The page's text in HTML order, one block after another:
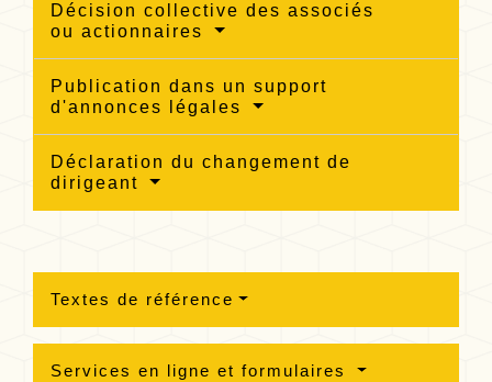
Décision collective des associés
ou actionnaires
Publication dans un support
d'annonces légales
Déclaration du changement de
dirigeant
Textes de référence
Services en ligne et formulaires